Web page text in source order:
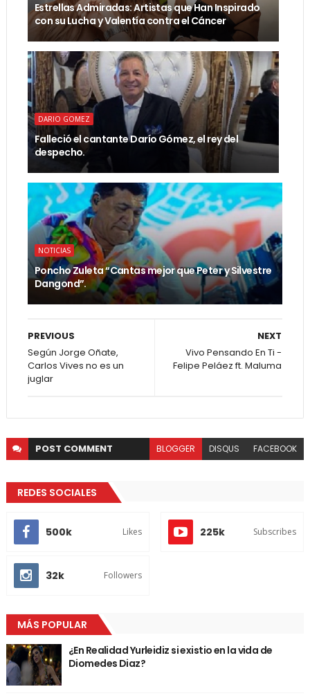
Estrellas Admiradas: Artistas que Han Inspirado
con su Lucha y Valentía contra el Cáncer
DARIO GOMEZ
Falleció el cantante Darío Gómez, el rey del
despecho.
NOTICIAS
Poncho Zuleta “Cantas mejor que Peter y Silvestre
Dangond”.
NEXT
Vivo Pensando En Ti -
Felipe Peláez ft. Maluma
PREVIOUS
Según Jorge Oñate,
Carlos Vives no es un
juglar
POST COMMENT BLOGGER DISQUS FACEBOOK
REDES SOCIALES
500k Likes 225k Subscribes
32k Followers
MÁS POPULAR
¿En Realidad Yurleidiz si existio en la vida de
Diomedes Diaz?